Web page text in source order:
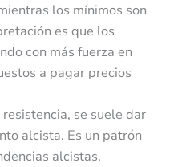
los mínimos son
es que los
con más fuerza en
a pagar precios
se suele dar
alcista. Es un patrón
alcistas.